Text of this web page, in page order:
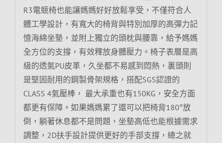
R3電競椅也能讓媽媽好好放鬆享受，不僅符合人
體工學設計，有寬大的椅背與特別加厚的高彈力記
憶海綿坐墊，並附上獨立的頭枕與腰靠，給予媽媽
全方位的支撐，有效釋放身體壓力。椅子表層是高
級的透氣PU皮革，久坐都不易感到悶熱，裏頭則
是堅固耐用的鋼製骨架規格，搭配SGS認證的
CLASS 4氣壓棒， 最大承重也有150KG，安全方面
都更有保障。如果媽媽累了還可以把椅背180°放
倒，躺著休息都不是問題，坐墊高低也能根據需求
調整，2D扶手設計提供更好的手部支撐，總之就